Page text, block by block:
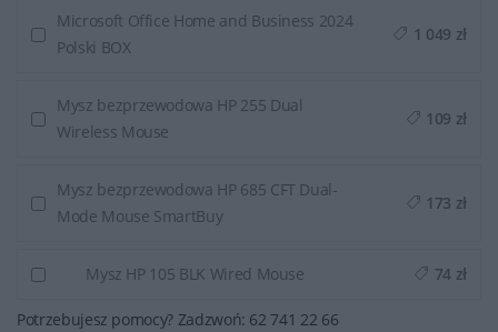
Microsoft Office Home and Business 2024
Polski BOX
1 049 zł
Mysz bezprzewodowa HP 255 Dual
Wireless Mouse
109 zł
Mysz bezprzewodowa HP 685 CFT Dual-
Mode Mouse SmartBuy
173 zł
Mysz HP 105 BLK Wired Mouse 74 zł
Potrzebujesz pomocy? Zadzwoń: 62 741 22 66